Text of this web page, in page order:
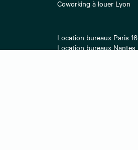
Coworking à louer Lyon
Location bureaux Paris 16
Location bureaux Nantes